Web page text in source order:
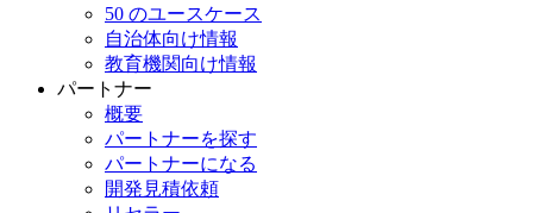
50 のユースケース
自治体向け情報
教育機関向け情報
パートナー
概要
パートナーを探す
パートナーになる
開発見積依頼